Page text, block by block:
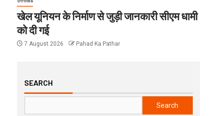
खेल यूनियन के निर्माण से जुड़ी जानकारी सीएम धामी
को दी गई
7 August 2026 Pahad Ka Pathar
SEARCH
Search